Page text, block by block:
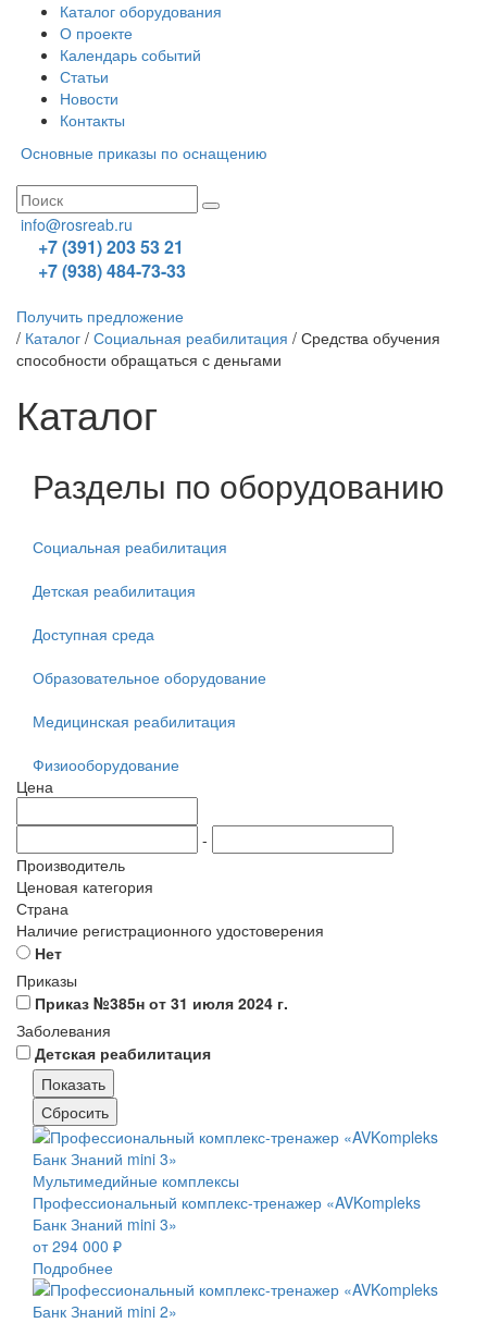
Каталог оборудования
О проекте
Календарь событий
Статьи
Новости
Контакты
Основные приказы по оснащению
info@rosreab.ru
+7 (391) 203 53 21
+7 (938) 484-73-33
Получить предложение
/ Каталог / Социальная реабилитация / Средства обучения
способности обращаться с деньгами
Каталог
Разделы по оборудованию
Социальная реабилитация
Детская реабилитация
Доступная среда
Образовательное оборудование
Медицинская реабилитация
Физиооборудование
Цена
-
Производитель
Ценовая категория
Страна
Наличие регистрационного удостоверения
Нет
Приказы
Приказ №385н от 31 июля 2024 г.
Заболевания
Детская реабилитация
Мультимедийные комплексы
Профессиональный комплекс-тренажер «AVKompleks
Банк Знаний mini 3»
от 294 000 ₽
Подробнее